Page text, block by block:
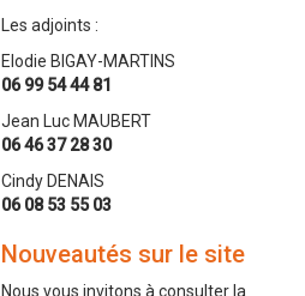
Les adjoints :
Elodie BIGAY-MARTINS
06 99 54 44 81
Jean Luc MAUBERT
06 46 37 28 30
Cindy DENAIS
06 08 53 55 03
Nouveautés sur le site
Nous vous invitons à consulter la